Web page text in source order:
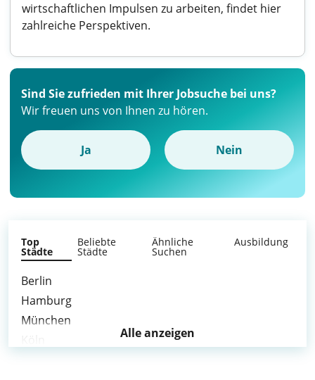
wirtschaftlichen Impulsen zu arbeiten, findet hier
zahlreiche Perspektiven.
Sind Sie zufrieden mit Ihrer Jobsuche bei uns?
Wir freuen uns von Ihnen zu hören.
Ja Nein
Top
Städte
Beliebte
Städte
Ähnliche
Suchen
Ausbildung
Berlin
Hamburg
München
Alle anzeigen